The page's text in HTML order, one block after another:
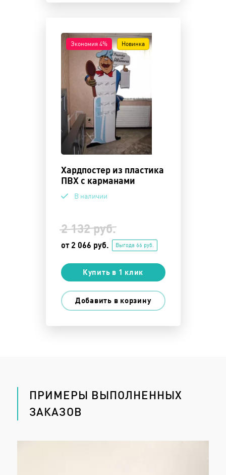
Хардпостер из пластика
ПВХ с карманами
Экономия 4% Новинка
В наличии
2 132 руб.
от 2 066 руб. Выгода 66 руб.
Купить в 1 клик
Добавить в корзину
ПРИМЕРЫ ВЫПОЛНЕННЫХ
ЗАКАЗОВ